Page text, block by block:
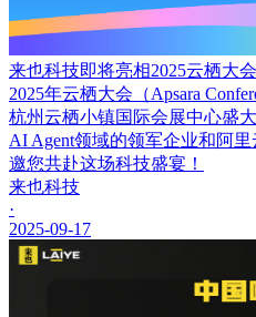
来也科技即将亮相2025云栖大
2025年云栖大会（Apsara
杭州云栖小镇国际会展中心盛
AI Agent领域的领军企业和阿
邀您共赴这场科技盛宴！
来也科技
·
2025-09-17